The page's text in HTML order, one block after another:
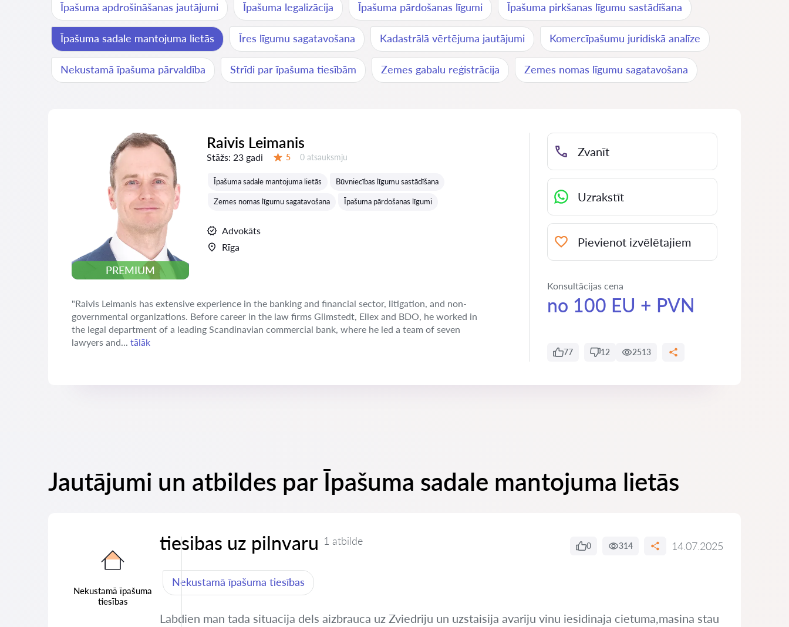
Īpašuma apdrošināšanas jautājumi Īpašuma legalizācija Īpašuma pārdošanas līgumi Īpašuma pirkšanas līgumu sastādīšana
Īpašuma sadale mantojuma lietās Īres līgumu sagatavošana Kadastrālā vērtējuma jautājumi Komercīpašumu juridiskā analīze
Nekustamā īpašuma pārvaldība Strīdi par īpašuma tiesībām Zemes gabalu reģistrācija Zemes nomas līgumu sagatavošana
PREMIUM
Raivis Leimanis
Stāžs: 23 gadi 5 Atsauksmes:
0 atsauksmju
Īpašuma sadale mantojuma lietās Būvniecības līgumu sastādīšana
Zemes nomas līgumu sagatavošana Īpašuma pārdošanas līgumi
Advokāts
Rīga
"Raivis Leimanis has extensive experience in the banking and financial sector, litigation, and non-
governmental organizations. Before career in the law firms Glimstedt, Ellex and BDO, he worked in
the legal department of a leading Scandinavian commercial bank, where he led a team of seven
lawyers and... tālāk
Zvanīt
Uzrakstīt
Pievienot izvēlētajiem
Konsultācijas cena
no 100 EU + PVN
77 12 2513
Jautājumi un atbildes par Īpašuma sadale mantojuma lietās
Nekustamā īpašuma
tiesības
tiesibas uz pilnvaru 1 atbilde 0 314 14.07.2025
Nekustamā īpašuma tiesības
Labdien man tada situacija dels aizbrauca uz Zviedriju un uzstaisija avariju vinu iesidinaja cietuma,masina stau